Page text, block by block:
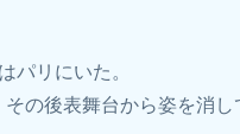
パリにいた。
の後表舞台から姿を消し